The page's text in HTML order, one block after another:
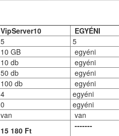
VipServer10
EGYÉNI
5
5
10 GB
egyéni
10 db
egyéni
50 db
egyéni
100 db
egyéni
4
egyéni
0
egyéni
van
van
15 180 Ft -------